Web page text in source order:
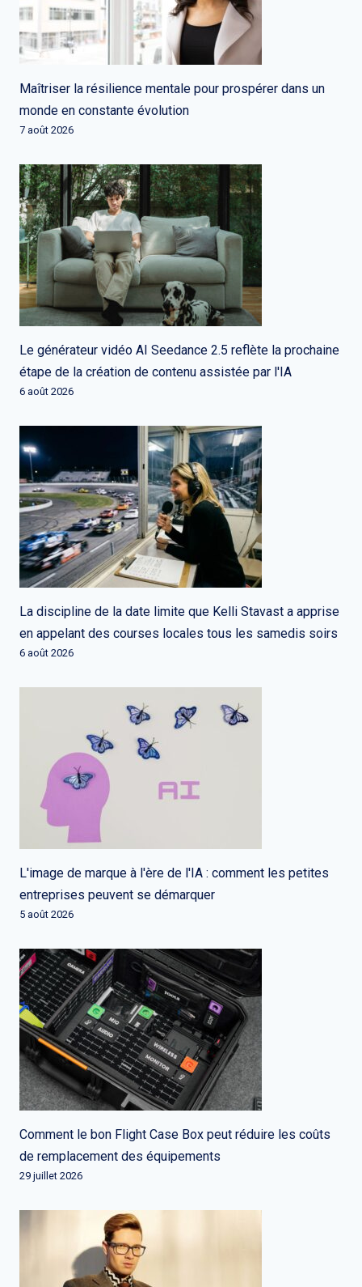
Maîtriser la résilience mentale pour prospérer dans un
monde en constante évolution
7 août 2026
Le générateur vidéo AI Seedance 2.5 reflète la prochaine
étape de la création de contenu assistée par l'IA
6 août 2026
La discipline de la date limite que Kelli Stavast a apprise
en appelant des courses locales tous les samedis soirs
6 août 2026
L'image de marque à l'ère de l'IA : comment les petites
entreprises peuvent se démarquer
5 août 2026
Comment le bon Flight Case Box peut réduire les coûts
de remplacement des équipements
29 juillet 2026